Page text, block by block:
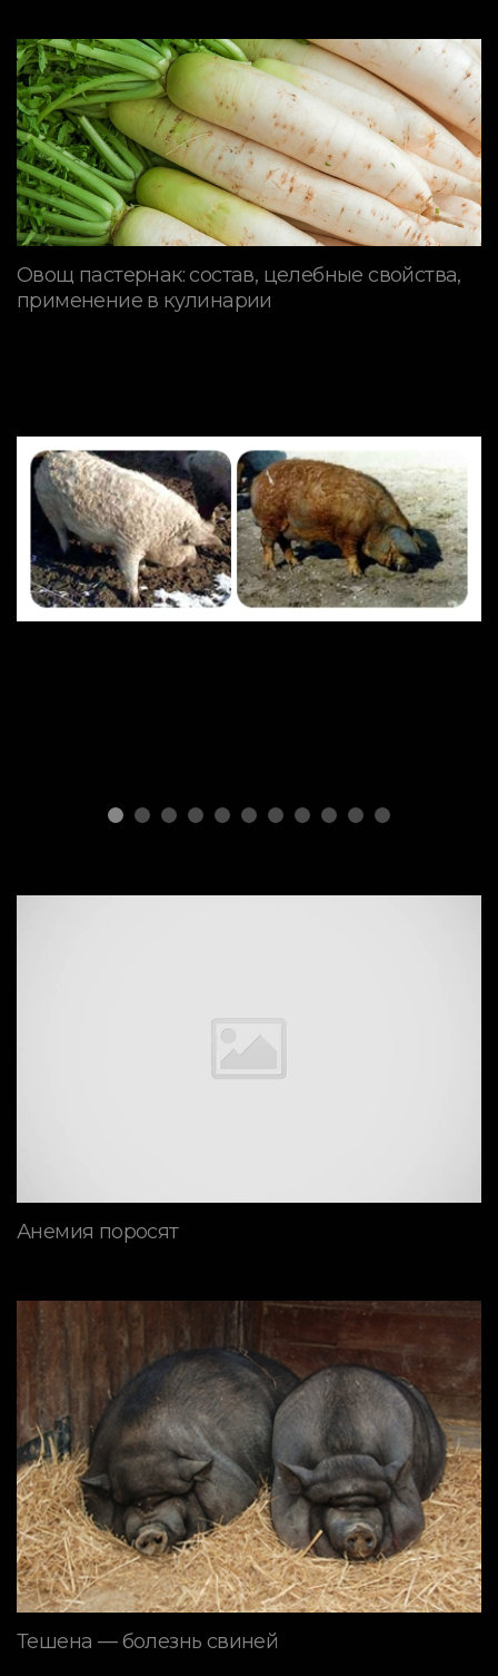
Овощ пастернак: состав, целебные свойства,
применение в кулинарии
ПОРОДЫ СВИНЕЙ
Mangalitsa
Анемия поросят
Тешена — болезнь свиней